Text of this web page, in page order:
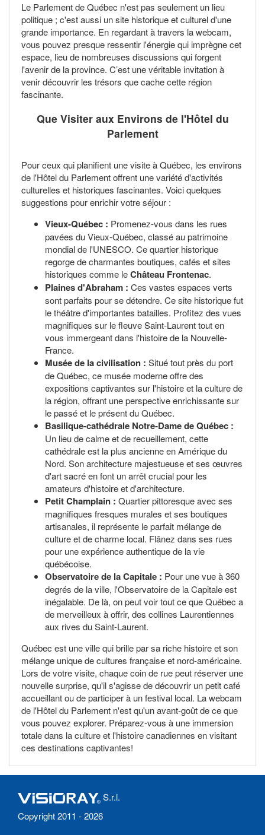
Le Parlement de Québec n'est pas seulement un lieu
politique ; c'est aussi un site historique et culturel d'une
grande importance. En regardant à travers la webcam,
vous pouvez presque ressentir l'énergie qui imprègne cet
espace, lieu de nombreuses discussions qui forgent
l'avenir de la province. C’est une véritable invitation à
venir découvrir les trésors que cache cette région
fascinante.
Que Visiter aux Environs de l'Hôtel du
Parlement
Pour ceux qui planifient une visite à Québec, les environs
de l'Hôtel du Parlement offrent une variété d'activités
culturelles et historiques fascinantes. Voici quelques
suggestions pour enrichir votre séjour :
Vieux-Québec : Promenez-vous dans les rues
pavées du Vieux-Québec, classé au patrimoine
mondial de l'UNESCO. Ce quartier historique
regorge de charmantes boutiques, cafés et sites
historiques comme leChâteau Frontenac.
Plaines d'Abraham : Ces vastes espaces verts
sont parfaits pour se détendre. Ce site historique fut
le théâtre d'importantes batailles. Profitez des vues
magnifiques sur le fleuve Saint-Laurent tout en
vous immergeant dans l'histoire de la Nouvelle-
France.
Musée de la civilisation : Situé tout près du port
de Québec, ce musée moderne offre des
expositions captivantes sur l'histoire et la culture de
la région, offrant une perspective enrichissante sur
le passé et le présent du Québec.
Basilique-cathédrale Notre-Dame de Québec :
Un lieu de calme et de recueillement, cette
cathédrale est la plus ancienne en Amérique du
Nord. Son architecture majestueuse et ses œuvres
d'art sacré en font un arrêt crucial pour les
amateurs d'histoire et d'architecture.
Petit Champlain : Quartier pittoresque avec ses
magnifiques fresques murales et ses boutiques
artisanales, il représente le parfait mélange de
culture et de charme local. Flânez dans ses rues
pour une expérience authentique de la vie
québécoise.
Observatoire de la Capitale : Pour une vue à 360
degrés de la ville, l'Observatoire de la Capitale est
inégalable. De là, on peut voir tout ce que Québec a
de merveilleux à offrir, des collines Laurentiennes
aux rives du Saint-Laurent.
Québec est une ville qui brille par sa riche histoire et son
mélange unique de cultures française et nord-américaine.
Lors de votre visite, chaque coin de rue peut réserver une
nouvelle surprise, qu'il s'agisse de découvrir un petit café
accueillant ou de participer à un festival local. La webcam
de l'Hôtel du Parlement n'est qu'un avant-goût de ce que
vous pouvez explorer. Préparez-vous à une immersion
totale dans la culture et l'histoire canadiennes en visitant
ces destinations captivantes!
S.r.l.
Copyright 2011 - 2026